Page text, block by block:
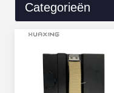
Categorieën